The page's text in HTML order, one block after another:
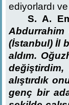
ediyorlardı
S. A.
Abdurrahim
(İstanbul) İl
aldım.
değiştirdim,
alıştırdık
genç bir